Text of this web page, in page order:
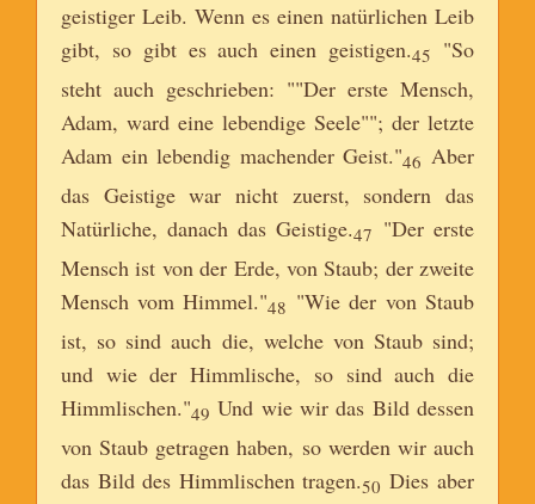
geistiger Leib. Wenn es einen natürlichen Leib
gibt, so gibt es auch einen geistigen.45 "So
steht auch geschrieben: ""Der erste Mensch,
Adam, ward eine lebendige Seele""; der letzte
Adam ein lebendig machender Geist."46 Aber
das Geistige war nicht zuerst, sondern das
Natürliche, danach das Geistige.47 "Der erste
Mensch ist von der Erde, von Staub; der zweite
Mensch vom Himmel."48 "Wie der von Staub
ist, so sind auch die, welche von Staub sind;
und wie der Himmlische, so sind auch die
Himmlischen."49 Und wie wir das Bild dessen
von Staub getragen haben, so werden wir auch
das Bild des Himmlischen tragen.50 Dies aber